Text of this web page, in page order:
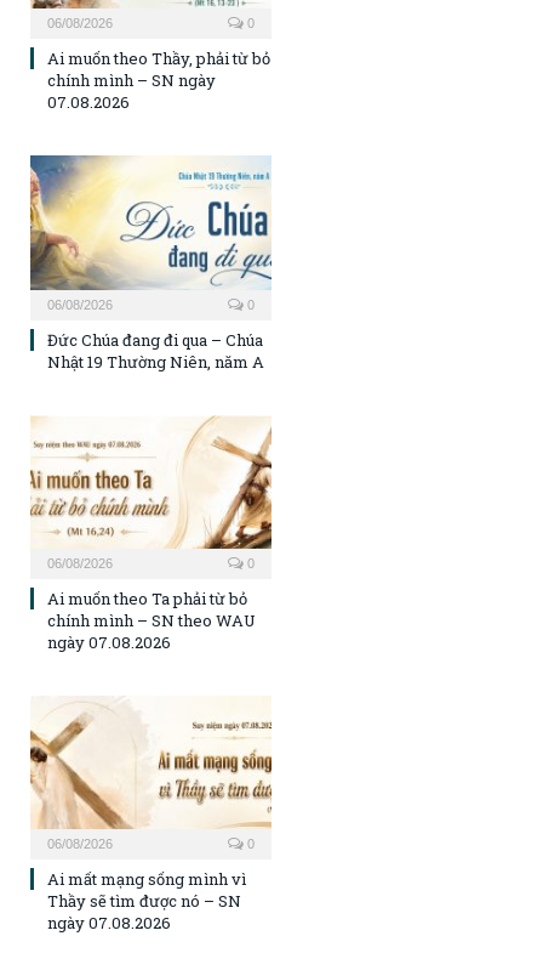
06/08/2026 0
Ai muốn theo Thầy, phải từ bỏ
chính mình – SN ngày
07.08.2026
06/08/2026 0
Đức Chúa đang đi qua – Chúa
Nhật 19 Thường Niên, năm A
06/08/2026 0
Ai muốn theo Ta phải từ bỏ
chính mình – SN theo WAU
ngày 07.08.2026
06/08/2026 0
Ai mất mạng sống mình vì
Thầy sẽ tìm được nó – SN
ngày 07.08.2026